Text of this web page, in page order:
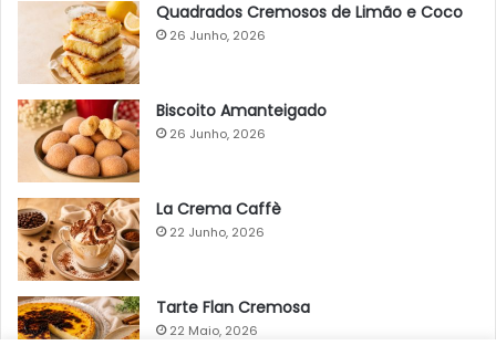
Quadrados Cremosos de Limão e Coco
26 Junho, 2026
Biscoito Amanteigado
26 Junho, 2026
La Crema Caffè
22 Junho, 2026
Tarte Flan Cremosa
22 Maio, 2026